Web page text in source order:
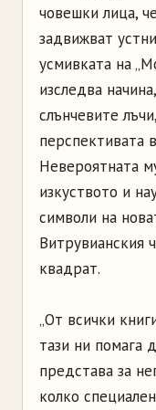
човешки лица,
задвижват
усмивката на
изследва
слънчевите
перспективата
Невероятната
изкуството и
символи на
Витрувианския
квадрат.
„От всички
тази ни помага
представа за
колко